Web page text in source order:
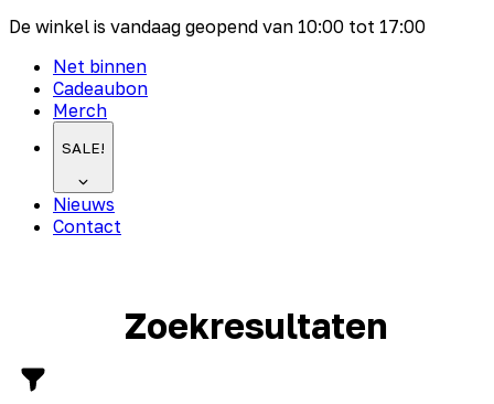
De winkel is vandaag geopend van 10:00 tot 17:00
Net binnen
Cadeaubon
Merch
SALE!
Nieuws
Contact
Zoekresultaten